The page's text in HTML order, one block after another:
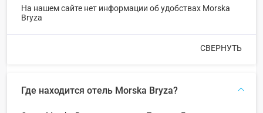
На нашем сайте нет информации об удобствах Morska
Bryza
СВЕРНУТЬ
Где находится отель Morska Bryza?